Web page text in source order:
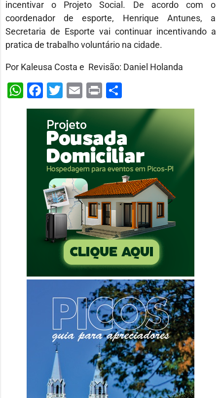
incentivar o Projeto Social. De acordo com o
coordenador de esporte, Henrique Antunes, a
Secretaria de Esporte vai continuar incentivando a
pratica de trabalho voluntário na cidade.
Por Kaleusa Costa e Revisão: Daniel Holanda
WhatsApp
Facebook
Twitter
Email
PrintShare